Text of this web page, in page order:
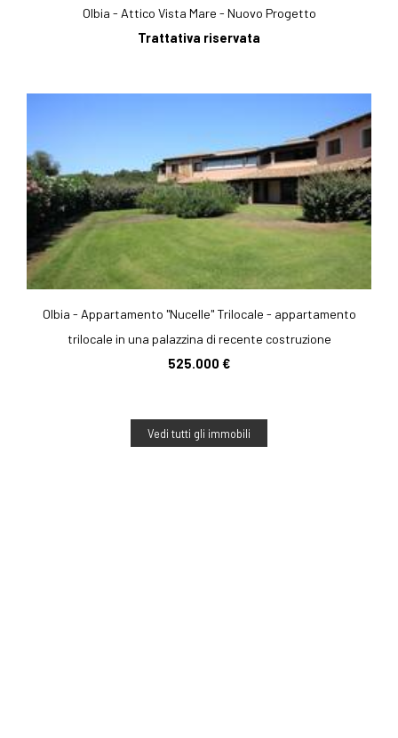
Olbia - Attico Vista Mare - Nuovo Progetto
Trattativa riservata
Olbia - Appartamento "Nucelle" Trilocale - appartamento
trilocale in una palazzina di recente costruzione
525.000 €
Vedi tutti gli immobili